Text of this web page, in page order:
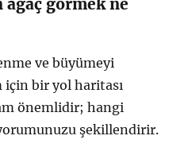
ağaç görmek ne
ve büyümeyi
için bir yol haritası
önemlidir; hangi
yorumunuzu şekillendirir.